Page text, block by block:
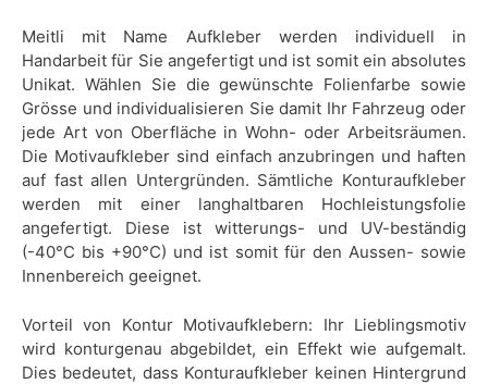
Meitli mit Name Aufkleber werden individuell in
Handarbeit für Sie angefertigt und ist somit ein absolutes
Unikat. Wählen Sie die gewünschte Folienfarbe sowie
Grösse und individualisieren Sie damit Ihr Fahrzeug oder
jede Art von Oberfläche in Wohn- oder Arbeitsräumen.
Die Motivaufkleber sind einfach anzubringen und haften
auf fast allen Untergründen. Sämtliche Konturaufkleber
werden mit einer langhaltbaren Hochleistungsfolie
angefertigt. Diese ist witterungs- und UV-beständig
(-40°C bis +90°C) und ist somit für den Aussen- sowie
Innenbereich geeignet.
Vorteil von Kontur Motivaufklebern: Ihr Lieblingsmotiv
wird konturgenau abgebildet, ein Effekt wie aufgemalt.
Dies bedeutet, dass Konturaufkleber keinen Hintergrund